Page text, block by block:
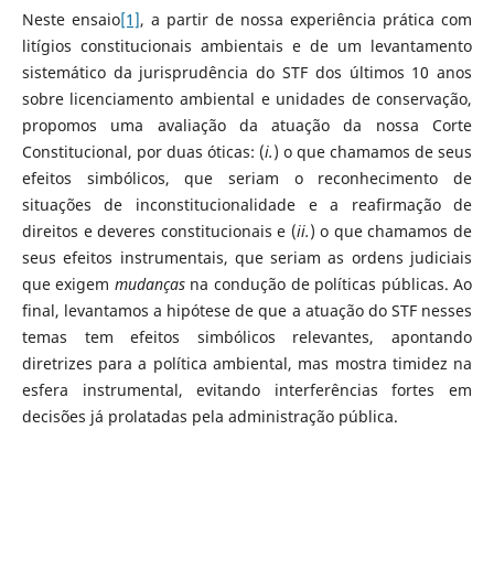
Neste ensaio[1], a partir de nossa experiência prática com
litígios constitucionais ambientais e de um levantamento
sistemático da jurisprudência do STF dos últimos 10 anos
sobre licenciamento ambiental e unidades de conservação,
propomos uma avaliação da atuação da nossa Corte
Constitucional, por duas óticas: (i.) o que chamamos de seus
efeitos simbólicos, que seriam o reconhecimento de
situações de inconstitucionalidade e a reafirmação de
direitos e deveres constitucionais e (ii.) o que chamamos de
seus efeitos instrumentais, que seriam as ordens judiciais
que exigem mudançasna condução de políticas públicas. Ao
final, levantamos a hipótese de que a atuação do STF nesses
temas tem efeitos simbólicos relevantes, apontando
diretrizes para a política ambiental, mas mostra timidez na
esfera instrumental, evitando interferências fortes em
decisões já prolatadas pela administração pública.